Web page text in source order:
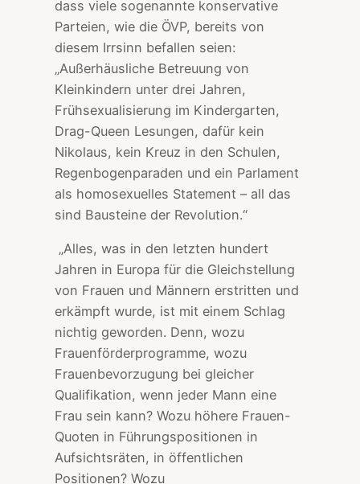
dass viele sogenannte konservative
Parteien, wie die ÖVP, bereits von
diesem Irrsinn befallen seien:
„Außerhäusliche Betreuung von
Kleinkindern unter drei Jahren,
Frühsexualisierung im Kindergarten,
Drag-Queen Lesungen, dafür kein
Nikolaus, kein Kreuz in den Schulen,
Regenbogenparaden und ein Parlament
als homosexuelles Statement – all das
sind Bausteine der Revolution.“
„Alles, was in den letzten hundert
Jahren in Europa für die Gleichstellung
von Frauen und Männern erstritten und
erkämpft wurde, ist mit einem Schlag
nichtig geworden. Denn, wozu
Frauenförderprogramme, wozu
Frauenbevorzugung bei gleicher
Qualifikation, wenn jeder Mann eine
Frau sein kann? Wozu höhere Frauen-
Quoten in Führungspositionen in
Aufsichtsräten, in öffentlichen
Positionen? Wozu